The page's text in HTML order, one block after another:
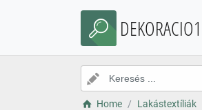
Home Lakástextíliák